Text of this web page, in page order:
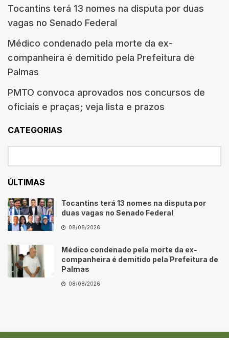
Tocantins terá 13 nomes na disputa por duas
vagas no Senado Federal
Médico condenado pela morte da ex-
companheira é demitido pela Prefeitura de
Palmas
PMTO convoca aprovados nos concursos de
oficiais e praças; veja lista e prazos
CATEGORIAS
ÚLTIMAS
Tocantins terá 13 nomes na disputa por
duas vagas no Senado Federal
08/08/2026
Médico condenado pela morte da ex-
companheira é demitido pela Prefeitura de
Palmas
08/08/2026